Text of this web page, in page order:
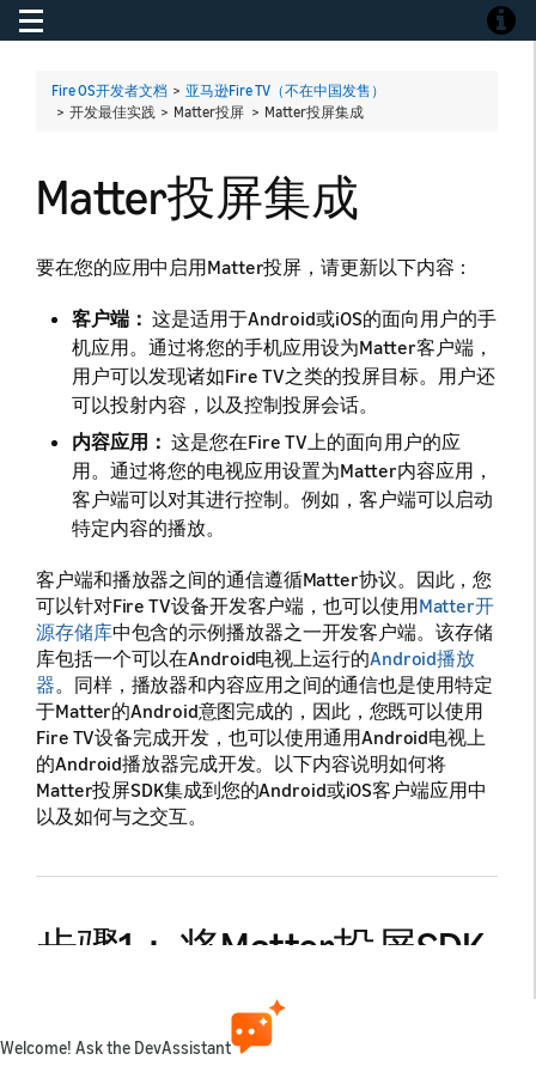
Toggle navigation
Fire OS开发者文档 > 亚马逊Fire TV（不在中国发售）
> 开发最佳实践 > Matter投屏 > Matter投屏集成
Matter投屏集成
要在您的应用中启用Matter投屏，请更新以下内容：
客户端： 这是适用于Android或iOS的面向用户的手
机应用。通过将您的手机应用设为Matter客户端，
用户可以发现诸如Fire TV之类的投屏目标。用户还
可以投射内容，以及控制投屏会话。
内容应用： 这是您在Fire TV上的面向用户的应
用。通过将您的电视应用设置为Matter内容应用，
客户端可以对其进行控制。例如，客户端可以启动
特定内容的播放。
客户端和播放器之间的通信遵循Matter协议。因此，您
可以针对Fire TV设备开发客户端，也可以使用Matter开
源存储库中包含的示例播放器之一开发客户端。该存储
库包括一个可以在Android电视上运行的Android播放
器。同样，播放器和内容应用之间的通信也是使用特定
于Matter的Android意图完成的，因此，您既可以使用
Fire TV设备完成开发，也可以使用通用Android电视上
的Android播放器完成开发。以下内容说明如何将
Matter投屏SDK集成到您的Android或iOS客户端应用中
以及如何与之交互。
步骤1： 将Matter投屏SDK
集成到您的客户端应用中
Welcome! Ask the DevAssistant